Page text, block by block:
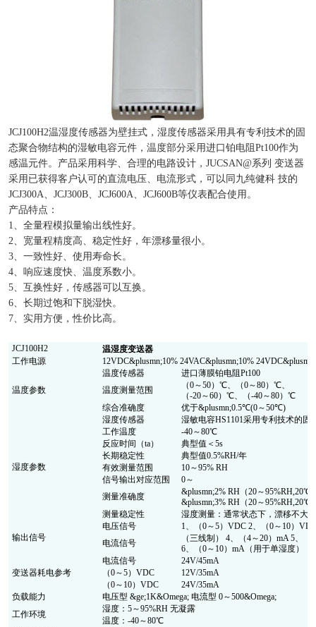
JCJ100H2温湿度传感器为壁挂式，湿度传感器采用具有专利技术的固
态聚合物结构的湿敏电容元件，温度部分采用进口铂电阻Pt100作为
感温元件。产品采用科学、合理的电路设计，JUCSAN@系列 变送器
采用已获得客户认可的直流电压、电流形式，可以同九纯健科 技的
JCJ300A、JCJ300B、JCJ600A、JCJ600B等仪表配合使用。
产品特点：
1、全量程模拟量输出线性好。
2、宽量程精度高、稳定性好，年漂移量很小。
3、一致性好、使用寿命长。
4、响应速度快、温度系数小。
5、互换性好，传感器可以互换。
6、长期过饱和下脱湿快。
7、实用方便，性价比高。
JCJ100H2
温湿度变送器
工作电源
12VDC&plusmn;10% 24VAC&plusmn;10%
温度参数
温度传感器
进口薄膜铂电阻Pt100
温度测量范围
（0～50）℃、（0～80）℃、
（-20～60）℃、（-40～80）℃
综合准确度
优于&plusmn;0.5℃(0～50℃)
湿度参数
湿度传感器
湿敏电容HS1101采用专利技术的固
工作温度
-40～80℃
反应时间（ta）
典型值＜5s
长期稳定性
典型值0.5%RH/年
有效测量范围
10～95% RH
信号输出对应范围
0～
测量准确度
&plusmn;2% RH（20～95%RH,20℃
&plusmn;3% RH（20～95%RH,20℃
测量稳定性
湿度测量：通常状态下，漂移不大
输出信号
电压信号
1、（0～5）VDC 2、（0～10）
电流信号
（三线制） 4、（4～20）mA 5、（
6、（0～10）mA（用于单湿度）
变送器耗电参考
电流信号
24V/45mA
（0～5）VDC
12V/35mA
（0～10）VDC
24V/35mA
负载能力
电压型 &ge;1K&Omega; 电流型 0～500&Omega;
工作环境
湿度：5～95%RH 无凝露
温度：-40～80℃